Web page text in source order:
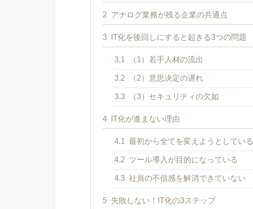
2 アナログ業務が残る企業の共通点
3 IT化を後回しにすると起きる3つの問題
3.1 （1）若手人材の流出
3.2 （2）意思決定の遅れ
3.3 （3）セキュリティの欠如
4 IT化が進まない理由
4.1 最初から全てを変えようとしている
4.2 ツール導入が目的になっている
4.3 社員の不信感を解消できていない
5 失敗しない！IT化の3ステップ